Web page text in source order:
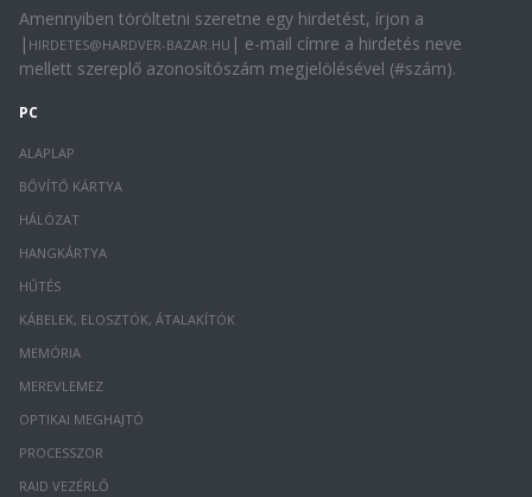
Amennyiben töröltetni szeretne egy hirdetést, írjon a
| HIRDETES@HARDVER-BAZAR.HU | e-mail címre a hirdetés neve
mellett szereplő azonosítószám megjelölésével (#szám).
PC
ALAPLAP
BŐVÍTŐ KÁRTYA
HÁLÓZAT
HANGKÁRTYA
HŰTÉS
KÁBELEK, ELOSZTÓK, ÁTALAKÍTÓK
MEMÓRIA
MEREVLEMEZ
OPTIKAI MEGHAJTÓ
PROCESSZOR
RAID VEZÉRLŐ